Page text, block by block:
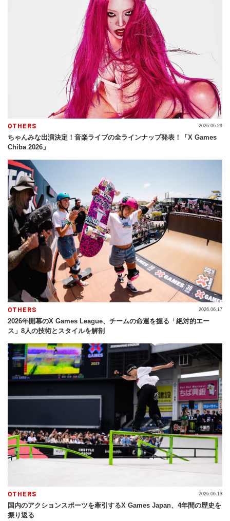
OTHERS
ちゃんみな出演決定！音楽ライブの全ラインナップ発表！「X Games
Chiba 2026」
2026.06.29
OTHERS
2026年開幕のX Games League、チームの命運を握る「絶対的エー
ス」8人の技術とスタイルを解剖
2026.06.17
OTHERS
国内のアクションスポーツを牽引するX Games Japan、4年間の歴史を
振り返る
2026.06.13